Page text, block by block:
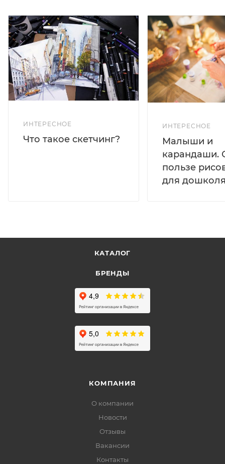
ИНТЕРЕСНОЕ
Что такое скетчинг?
ИНТЕРЕСНОЕ
Малыши и
карандаши.
пользе
для
КАТАЛОГ
БРЕНДЫ
КОМПАНИЯ
О компании
Новости
Отзывы
Вакансии
Контакты